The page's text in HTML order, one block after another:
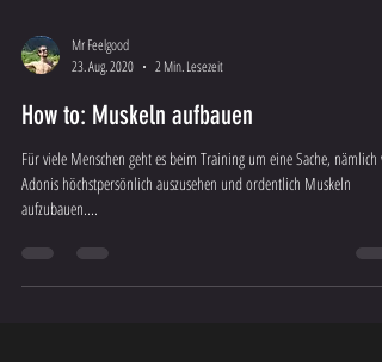
Mr Feelgood
23. Aug. 2020
2 Min. Lesezeit
How to: Muskeln aufbauen
Adonis höchstpersönlich auszusehen und ordentlich Muskeln